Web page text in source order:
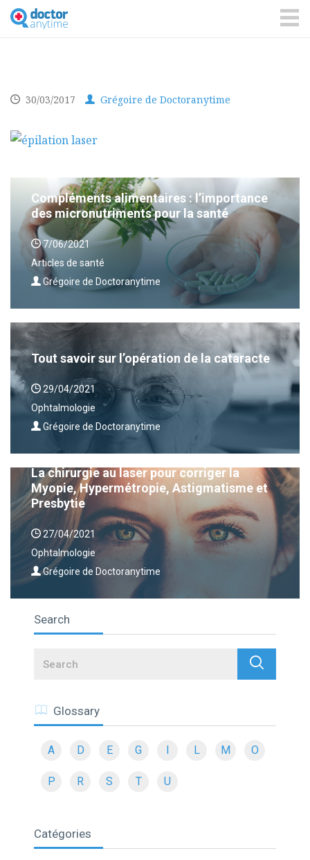
DoctorAnyTime
You
are
30/03/2017 Grégoire de Doctoranytime
Compléments alimentaires : l’importance
des micronutriments pour la santé
7/06/2021
Articles de santé
Grégoire de Doctoranytime
Tout savoir sur l’opération de la cataracte
29/04/2021
Ophtalmologie
Grégoire de Doctoranytime
La chirurgie au laser pour corriger la
Myopie, Hypermétropie, Astigmatisme et
Presbytie
27/04/2021
Ophtalmologie
Grégoire de Doctoranytime
Search
Search
Glossary
A D E G L M O
P R S T U
Catégories